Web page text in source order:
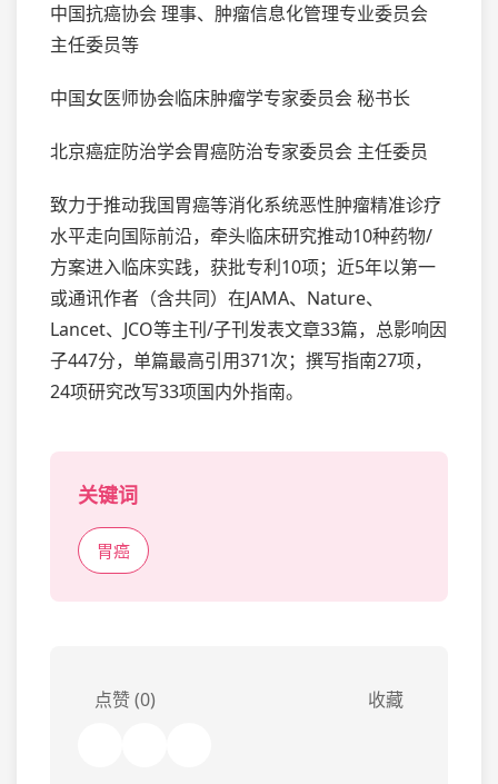
中国抗癌协会 理事、肿瘤信息化管理专业委员会
主任委员等
中国女医师协会临床肿瘤学专家委员会 秘书长
北京癌症防治学会胃癌防治专家委员会 主任委员
致力于推动我国胃癌等消化系统恶性肿瘤精准诊疗
水平走向国际前沿，牵头临床研究推动10种药物/
方案进入临床实践，获批专利10项；近5年以第一
或通讯作者（含共同）在JAMA、Nature、
Lancet、JCO等主刊/子刊发表文章33篇，总影响因
子447分，单篇最高引用371次；撰写指南27项，
24项研究改写33项国内外指南。
关键词
胃癌
点赞 (0) 收藏